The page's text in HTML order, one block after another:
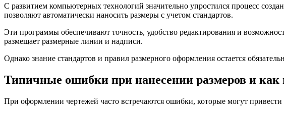
С развитием компьютерных технологий значительно упростился процесс
позволяют автоматически наносить размеры с учетом стандартов.
Эти программы обеспечивают точность, удобство редактирования и
размещает размерные линии и надписи.
Однако знание стандартов и правил размерного оформления остается
Типичные ошибки при нанесении размеров и как
При оформлении чертежей часто встречаются ошибки, которые могут